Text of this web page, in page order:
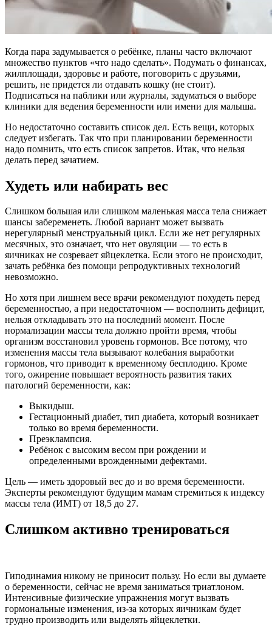
Когда пара задумывается о ребёнке, планы часто включают
множество пунктов «что надо сделать». Подумать о финансах,
жилплощади, здоровье и работе, поговорить с друзьями,
решить, не придется ли отдавать кошку (не стоит).
Подписаться на паблики или журналы, задуматься о выборе
клиники для ведения беременности или имени для малыша.
Но недостаточно составить список дел. Есть вещи, которых
следует избегать. Так что при планировании беременности
надо помнить, что есть список запретов. Итак, что нельзя
делать перед зачатием.
Худеть или набирать вес
Слишком большая или слишком маленькая масса тела снижает
шансы забеременеть. Любой вариант может вызвать
нерегулярный менструальный цикл. Если же нет регулярных
месячных, это означает, что нет овуляции — то есть в
яичниках не созревает яйцеклетка. Если этого не происходит,
зачать ребёнка без помощи репродуктивных технологий
невозможно.
Но хотя при лишнем весе врачи рекомендуют похудеть перед
беременностью, а при недостаточном — восполнить дефицит,
нельзя откладывать это на последний момент. После
нормализации массы тела должно пройти время, чтобы
организм восстановил уровень гормонов. Все потому, что
изменения массы тела вызывают колебания выработки
гормонов, что приводит к временному бесплодию. Кроме
того, ожирение повышает вероятность развития таких
патологий беременности, как:
Выкидыш.
Гестационный диабет, тип диабета, который возникает
только во время беременности.
Преэклампсия.
Ребёнок с высоким весом при рождении и
определенными врожденными дефектами.
Цель — иметь здоровый вес до и во время беременности.
Эксперты рекомендуют будущим мамам стремиться к индексу
массы тела (ИМТ) от 18,5 до 27.
Слишком активно тренироваться
Гиподинамия никому не приносит пользу. Но если вы думаете
о беременности, сейчас не время заниматься триатлоном.
Интенсивные физические упражнения могут вызвать
гормональные изменения, из-за которых яичникам будет
трудно производить или выделять яйцеклетки.